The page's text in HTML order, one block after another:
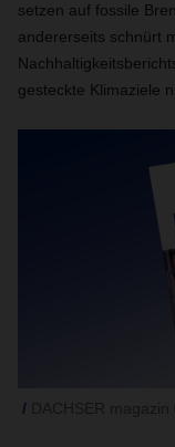
setzen auf fossile
andererseits schnürt
gesteckte Klimaziele